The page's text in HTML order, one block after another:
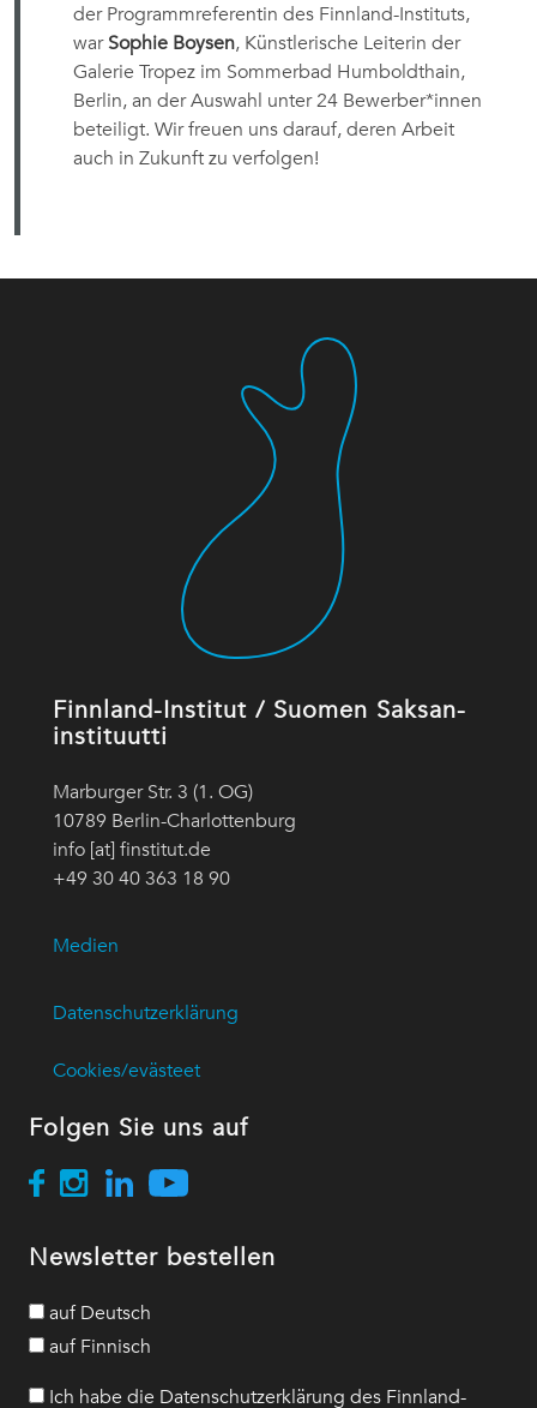
der Programmreferentin des Finnland-Instituts,
war Sophie Boysen, Künstlerische Leiterin der
Galerie Tropez im Sommerbad Humboldthain,
Berlin, an der Auswahl unter 24 Bewerber*innen
beteiligt. Wir freuen uns darauf, deren Arbeit
auch in Zukunft zu verfolgen!
Finnland-Institut / Suomen Saksan-
instituutti
Marburger Str. 3 (1. OG)
10789 Berlin-Charlottenburg
info [at] finstitut.de
+49 30 40 363 18 90
Medien
Datenschutzerklärung
Cookies/evästeet
Folgen Sie uns auf
Newsletter bestellen
auf Deutsch
auf Finnisch
Ich habe die Datenschutzerklärung des Finnland-